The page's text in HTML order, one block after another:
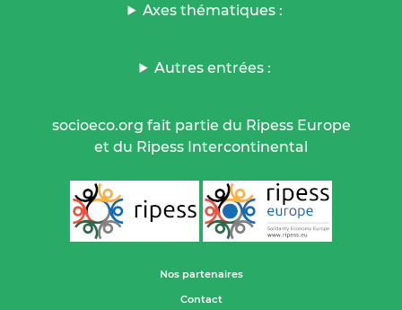
Axes thématiques :
Autres entrées :
socioeco.org fait partie du Ripess Europe
et du Ripess Intercontinental
Nos partenaires
Contact